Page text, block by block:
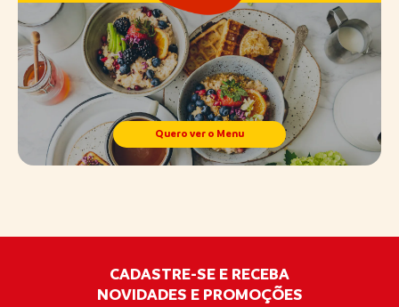
Quero ver o Menu
CADASTRE-SE E RECEBA
NOVIDADES E PROMOÇÕES